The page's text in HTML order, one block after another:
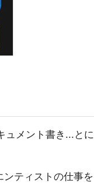
ュメント書き...とに
ティストの仕事を